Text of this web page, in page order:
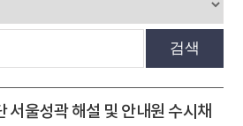
검색
서울성곽 해설 및 안내원 수시채